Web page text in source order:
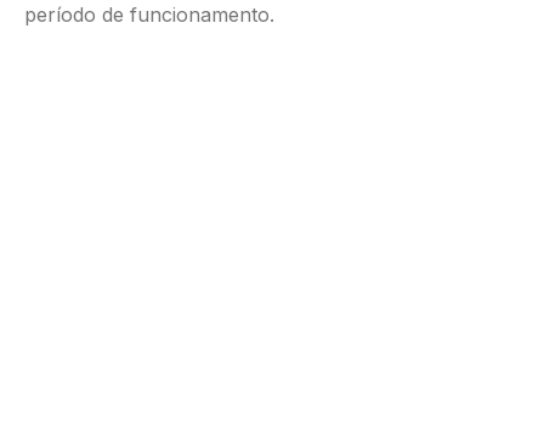
período de funcionamento.